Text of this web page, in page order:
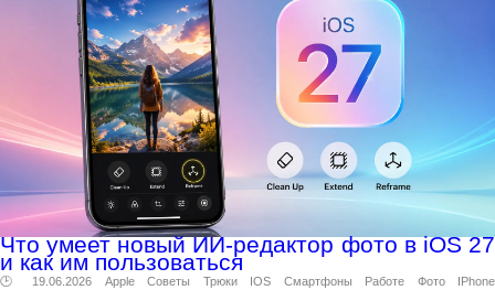
Что умеет новый ИИ-редактор фото в iOS 27
и как им пользоваться
🕑 19.06.2026 Apple Советы Трюки IOS Смартфоны Работе Фото
IPhone